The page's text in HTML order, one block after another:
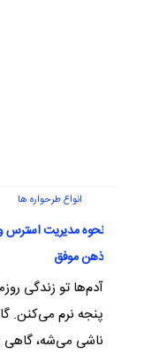
انواع طرحواره ها
نحوه مدیریت استرس
ذهن موفق
آدم‌ها تو زندگی
پنجه نرم می‌کنن.
ناشی می‌شه،